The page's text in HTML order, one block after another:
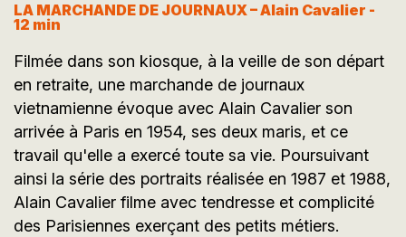
LA MARCHANDE DE JOURNAUX – Alain Cavalier -
12 min
Filmée dans son kiosque, à la veille de son départ
en retraite, une marchande de journaux
vietnamienne évoque avec Alain Cavalier son
arrivée à Paris en 1954, ses deux maris, et ce
travail qu'elle a exercé toute sa vie. Poursuivant
ainsi la série des portraits réalisée en 1987 et 1988,
Alain Cavalier filme avec tendresse et complicité
des Parisiennes exerçant des petits métiers.